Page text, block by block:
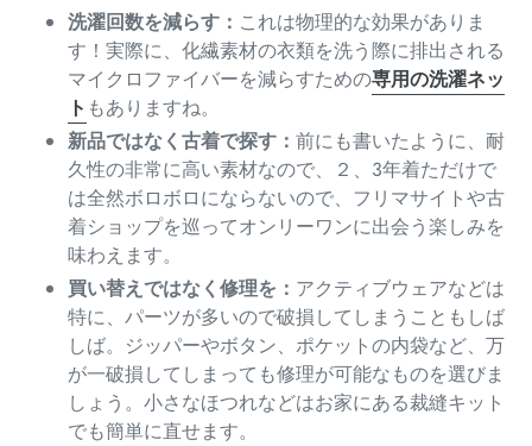
洗濯回数を減らす： これは物理的な効果がありま
す！実際に、化繊素材の衣類を洗う際に排出される
マイクロファイバーを減らすための専用の洗濯ネッ
ト もありますね。
新品ではなく古着で探す： 前にも書いたように、耐
久性の非常に高い素材なので、２、3年着ただけで
は全然ボロボロにならないので、フリマサイトや古
着ショップを巡ってオンリーワンに出会う楽しみを
味わえます。
買い替えではなく修理を： アクティブウェアなどは
特に、パーツが多いので破損してしまうこともしば
しば。ジッパーやボタン、ポケットの内袋など、万
が一破損してしまっても修理が可能なものを選びま
しょう。小さなほつれなどはお家にある裁縫キット
でも簡単に直せます。